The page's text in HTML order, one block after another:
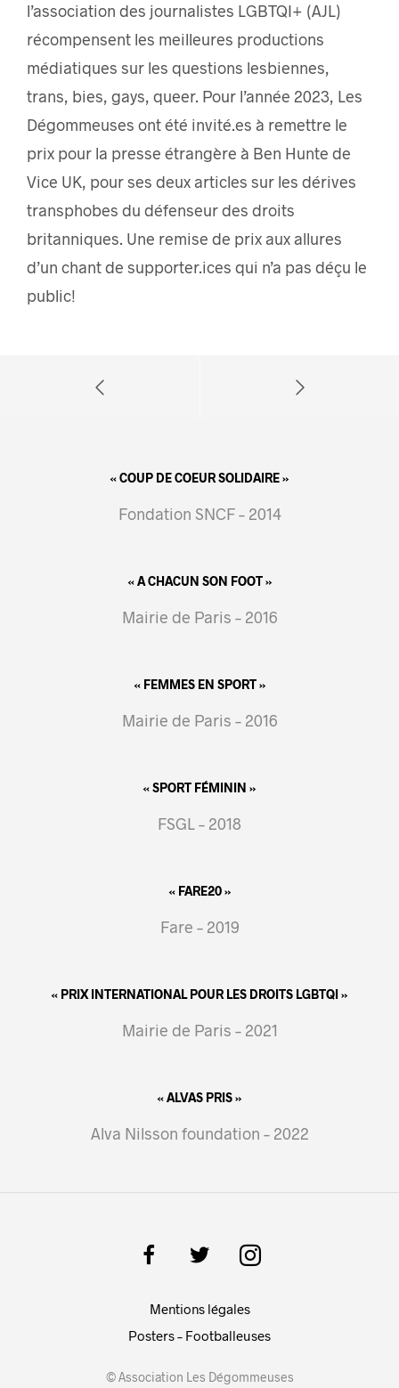
l’association des journalistes LGBTQI+ (AJL)
récompensent les meilleures productions
médiatiques sur les questions lesbiennes,
trans, bies, gays, queer. Pour l’année 2023, Les
Dégommeuses ont été invité.es à remettre le
prix pour la presse étrangère à Ben Hunte de
Vice UK, pour ses deux articles sur les dérives
transphobes du défenseur des droits
britanniques. Une remise de prix aux allures
d’un chant de supporter.ices qui n’a pas déçu le
public!
« COUP DE COEUR SOLIDAIRE »
Fondation SNCF – 2014
« A CHACUN SON FOOT »
Mairie de Paris – 2016
« FEMMES EN SPORT »
Mairie de Paris – 2016
« SPORT FÉMININ »
FSGL – 2018
« FARE20 »
Fare – 2019
« PRIX INTERNATIONAL POUR LES DROITS LGBTQI »
Mairie de Paris – 2021
« ALVAS PRIS »
Alva Nilsson foundation – 2022
Mentions légales
Posters – Footballeuses
© Association Les Dégommeuses